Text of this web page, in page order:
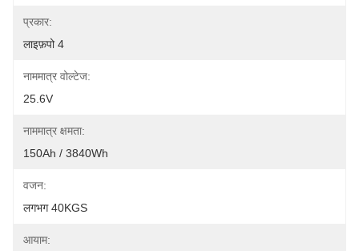
प्रकार:
लाइफ़पो 4
नाममात्र वोल्टेज:
25.6V
नाममात्र क्षमता:
150Ah / 3840Wh
वजन:
लगभग 40KGS
आयाम: